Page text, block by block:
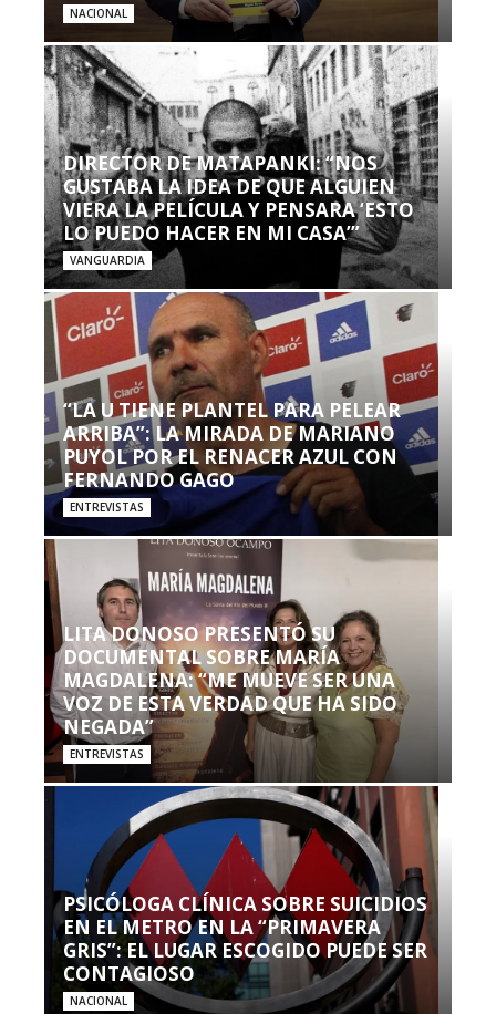
NACIONAL
DIRECTOR DE MATAPANKI: “NOS
GUSTABA LA IDEA DE QUE ALGUIEN
VIERA LA PELÍCULA Y PENSARA ‘ESTO
LO PUEDO HACER EN MI CASA’”
VANGUARDIA
“LA U TIENE PLANTEL PARA PELEAR
ARRIBA”: LA MIRADA DE MARIANO
PUYOL POR EL RENACER AZUL CON
FERNANDO GAGO
ENTREVISTAS
LITA DONOSO PRESENTÓ SU
DOCUMENTAL SOBRE MARÍA
MAGDALENA: “ME MUEVE SER UNA
VOZ DE ESTA VERDAD QUE HA SIDO
NEGADA”
ENTREVISTAS
PSICÓLOGA CLÍNICA SOBRE SUICIDIOS
EN EL METRO EN LA “PRIMAVERA
GRIS”: EL LUGAR ESCOGIDO PUEDE SER
CONTAGIOSO
NACIONAL